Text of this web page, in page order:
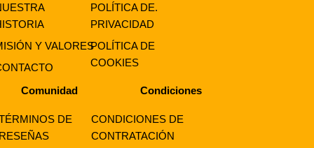
Y VALORES
POLÍTICA DE.
PRIVACIDAD
POLÍTICA DE
COOKIES
Comunidad Condiciones
DE
CONDICIONES DE
CONTRATACIÓN